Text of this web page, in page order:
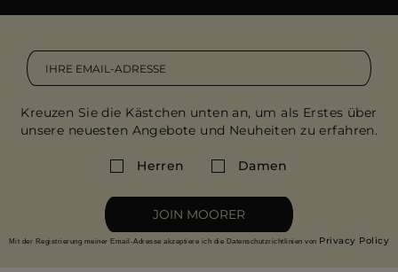
Kreuzen Sie die Kästchen unten an, um als Erstes über
unsere neuesten Angebote und Neuheiten zu erfahren.
Herren Damen
JOIN MOORER
Mit der Registrierung meiner Email-Adresse akzeptiere ich die Datenschutzrichtlinien von Privacy Policy